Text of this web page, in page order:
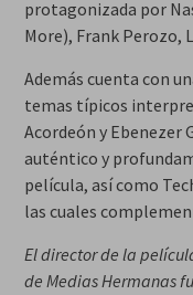
protagonizada por
More), Frank Perozo,
Además cuenta con
temas típicos
Acordeón y Ebenezer
auténtico y
película, así como
las cuales
El director de la
de Medias Hermanas